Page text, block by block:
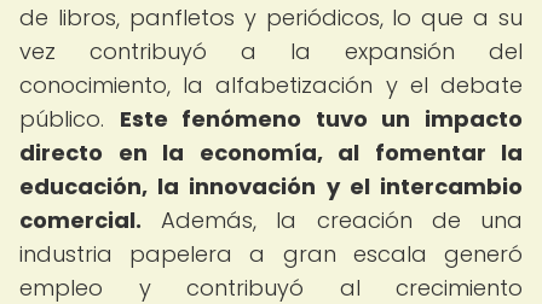
de libros, panfletos y periódicos, lo que a su
vez contribuyó a la expansión del
conocimiento, la alfabetización y el debate
público. Este fenómeno tuvo un impacto
directo en la economía, al fomentar la
educación, la innovación y el intercambio
comercial. Además, la creación de una
industria papelera a gran escala generó
empleo y contribuyó al crecimiento